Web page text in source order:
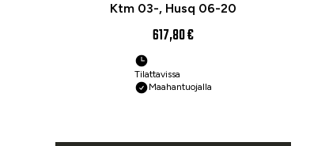
Ktm 03-, Husq 06-20
617,80 €
Tilattavissa
Maahantuojalla